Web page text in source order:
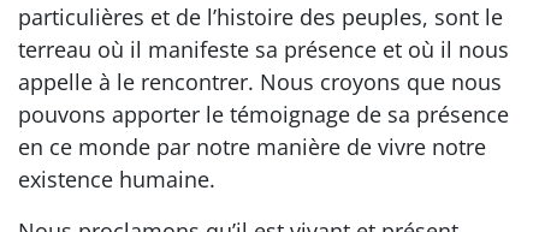
particulières et de l’histoire des peuples, sont le
terreau où il manifeste sa présence et où il nous
appelle à le rencontrer. Nous croyons que nous
pouvons apporter le témoignage de sa présence
en ce monde par notre manière de vivre notre
existence humaine.